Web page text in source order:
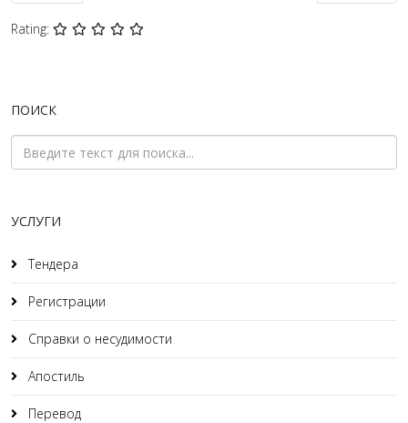
Rating:
ПОИСК
УСЛУГИ
Тендера
Регистрации
Справки о несудимости
Апостиль
Перевод